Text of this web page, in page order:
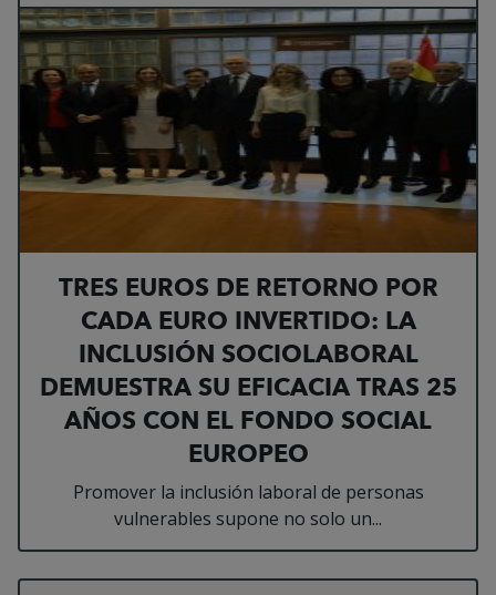
TRES EUROS DE RETORNO POR
CADA EURO INVERTIDO: LA
INCLUSIÓN SOCIOLABORAL
DEMUESTRA SU EFICACIA TRAS 25
AÑOS CON EL FONDO SOCIAL
EUROPEO
Promover la inclusión laboral de personas
vulnerables supone no solo un...